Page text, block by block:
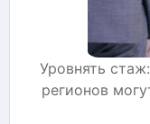
Уровнять
регионов